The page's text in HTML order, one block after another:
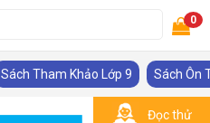
0
Sách Tham Khảo Lớp 9 Sách Ôn
Đọc thử